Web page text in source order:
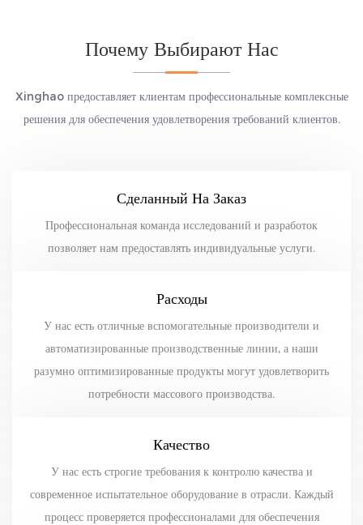
Почему Выбирают Нас
Xinghao предоставляет клиентам профессиональные комплексные
решения для обеспечения удовлетворения требований клиентов.
Сделанный На Заказ
Профессиональная команда исследований и разработок
позволяет нам предоставлять индивидуальные услуги.
Расходы
У нас есть отличные вспомогательные производители и
автоматизированные производственные линии, а наши
разумно оптимизированные продукты могут удовлетворить
потребности массового производства.
Качество
У нас есть строгие требования к контролю качества и
современное испытательное оборудование в отрасли. Каждый
процесс проверяется профессионалами для обеспечения